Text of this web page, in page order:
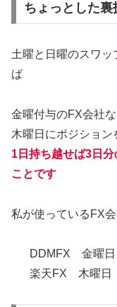
ちょっとした裏
土曜と日曜のスワッ
ば
金曜付与のFX会社な
木曜日にポジション
1日持ち越せば3日
ことです
私が使っているFX
DDMFX 金曜日
楽天FX 木曜日